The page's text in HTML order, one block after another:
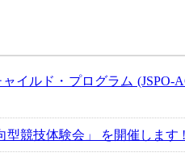
イルド・プログラム
型競技体験会」 を開催します !